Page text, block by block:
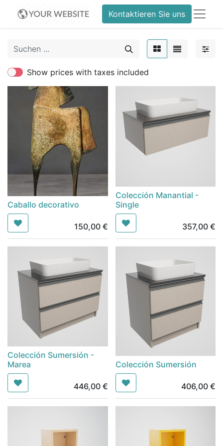
Kontaktieren Sie uns
Show prices with taxes included
Caballo decorativo
150,00€
Colección Manantial -
Single
357,00 €
Colección Sumersión -
Marea
446,00€
Colección Sumersión
406,00 €